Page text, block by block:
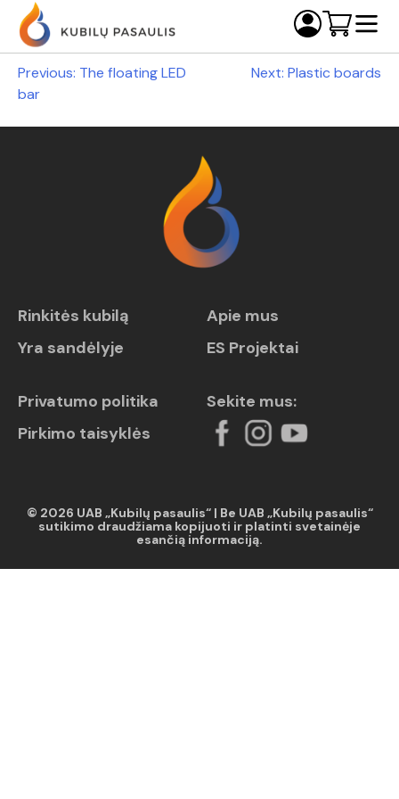
Navigacija
Previous: The floating LED
bar
Next: Plastic boards
Rinkitės kubilą
Yra sandėlyje
Apie mus
ES Projektai
Privatumo politika
Pirkimo taisyklės
Sekite mus:
© 2026 UAB „Kubilų pasaulis“ | Be UAB „Kubilų pasaulis“
sutikimo draudžiama kopijuoti ir platinti svetainėje
esančią informaciją.